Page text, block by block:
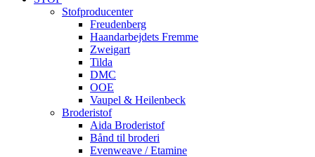
Stofproducenter
Freudenberg
Haandarbejdets Fremme
Zweigart
Tilda
DMC
OOE
Vaupel & Heilenbeck
Broderistof
Aida Broderistof
Bånd til broderi
Evenweave / Etamine